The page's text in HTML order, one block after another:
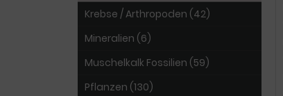
Krebse / Arthropoden (42)
Mineralien (6)
Muschelkalk Fossilien (59)
Pflanzen (130)